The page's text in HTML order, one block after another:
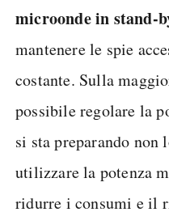
microonde in stand-
mantenere le spie
costante. Sulla
possibile regolare la
si sta preparando
utilizzare la potenza
ridurre i consumi e il